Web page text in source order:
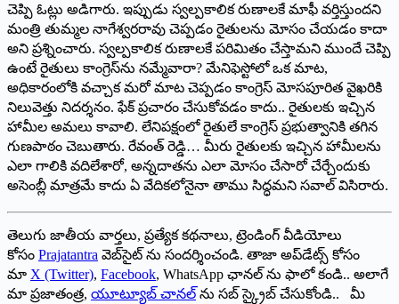
చెప్పి ఓట్లు అడిగారు. ఇప్పుడు స్వల్పకాలిక రుణాలకే మాఫీ వర్తిస్తుందని
మంత్రి తుమ్మల నాగేశ్వరరావు చెప్పడం రైతులను మోసం చేయడం కాదా
అని ప్ర‌శ్నించారు. స్వల్పకాలిక రుణాలకే పరిమితం చేస్తామని ముందే చెప్పి
ఉంటే రైతులు కాంగ్రెస్‌ను నమ్మేవారా? మేనిఫెస్టోలో ఒక మాట,
అధికారంలోకి వచ్చాక మరో మాట చెప్పడం కాంగ్రెస్ మోసపూరిత వైఖరికి
నిలువెత్తు నిదర్శనం. ఫేక్ ప్రచారం చేసుకోవడం కాదు.. రైతులకు ఇచ్చిన
హామీల అమలు కావాలి. లేనిపక్షంలో రైతులే కాంగ్రెస్ ప్రభుత్వానికి తగిన
గుణపాఠం చెబుతారు. రేవంత్ రెడ్డి… మీరు రైతులకు ఇచ్చిన హామీలను
ఎలా గాలికి వదిలేశారో, అన్నదాతను ఎలా మోసం చేసారో చేర్చేందుకు
అసెంబ్లీ మాత్రమే కాదు ఏ వేదికలోనైనా తాము సిద్ధ‌మ‌ని స‌వాల్ విసిరారు.
తెలుగు జాతీయ వార్తలు, ప్రత్యేక కథనాలు, ట్రెండింగ్ వీడియోలు
కోసం Prajatantra వెబ్‌సైట్ ను సందర్శించండి. తాజా అప్‌డేట్స్ కోసం
మా X (Twitter), Facebook, WhatsApp ఛానల్ ను ఫాలో కండి.. అలాగే
మా ప్రజాతంత్ర, యూట్యూబ్ చానల్ ను సబ్ స్క్రైబ్ చేసుకోండి.. మీ